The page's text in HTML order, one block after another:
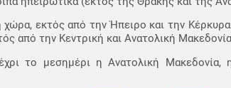
εκτός από την Ήπειρο και την
από την Κεντρική και Ανατολική
το μεσημέρι η Ανατολική